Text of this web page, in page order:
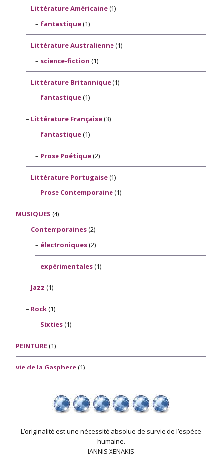
Littérature Américaine(1)
fantastique(1)
Littérature Australienne(1)
science-fiction (1)
Littérature Britannique(1)
fantastique(1)
Littérature Française(3)
fantastique(1)
Prose Poétique(2)
Littérature Portugaise(1)
Prose Contemporaine(1)
MUSIQUES (4)
Contemporaines(2)
électroniques(2)
expérimentales(1)
Jazz (1)
Rock(1)
Sixties(1)
PEINTURE(1)
vie de la Gasphere(1)
L’originalité est une nécessité absolue de survie de l’espèce
humaine.
IANNIS XENAKIS